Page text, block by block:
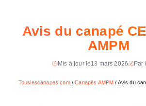
Avis du canapé
AMPM
Mis à jour le13 mars 2026 Par
Touslescanapes.com/Canapés AMPM / Avis du